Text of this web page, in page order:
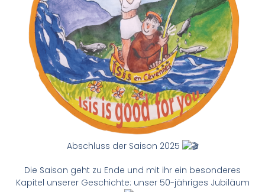
Abschluss der Saison 2025
Die Saison geht zu Ende und mit ihr ein besonderes
Kapitel unserer Geschichte: unser 50-jähriges Jubiläum